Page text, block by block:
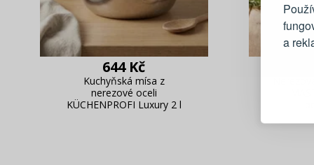
a
644 Kč
Kuchyňská mísa z
nerezové oceli
KÜCHENPROFI Luxury 2 l
Živý